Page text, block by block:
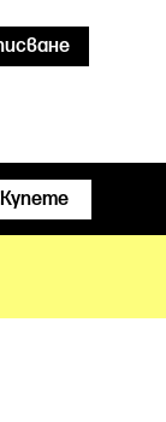
Купете